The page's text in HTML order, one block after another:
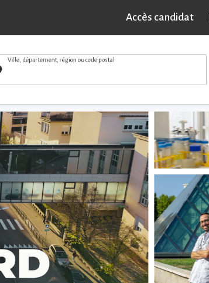
Accès candidat
sur-Saône (69) POSTULER
Ville, département, région ou code postal